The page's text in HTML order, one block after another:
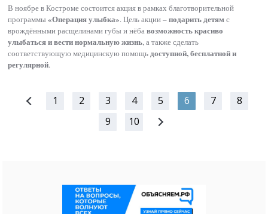
В ноябре в Костроме состоится акция в рамках благотворительной
программы«Операция улыбка». Цель акции –подарить детямс
врождёнными расщелинами губы и нёбавозможность красиво
улыбаться и вести нормальную жизнь, а также сделать
соответствующую медицинскую помощьдоступной, бесплатной и
регулярной.
1 2 3 4 5 6 7
8
9
10